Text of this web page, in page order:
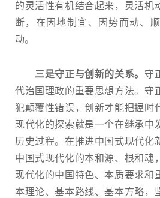
的灵活性有机结合起来，灵活机
断，在因地制宜、因势而动、
动。
三是守正与创新的关系。 守
代治国理政的重要思想方法。守
犯颠覆性错误，创新才能把握时
现代化的探索就是一个在继承中
历史过程。在推进中国式现代化
中国式现代化的本和源、根和魂
现代化的中国特色、本质要求和
本理论、基本路线、基本方略，